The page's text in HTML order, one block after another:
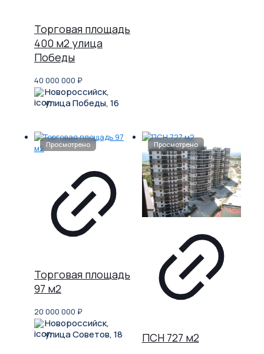
Торговая площадь
400 м2 улица
Победы
40 000 000 ₽
Новороссийск,
улица Победы, 16
Торговая площадь
97 м2
20 000 000 ₽
Новороссийск,
улица Советов, 18
ПСН 727 м2